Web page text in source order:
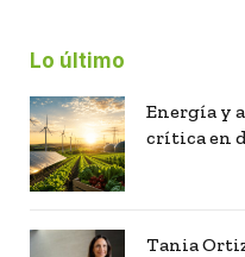
Lo último
Energía y
crítica en
Tania